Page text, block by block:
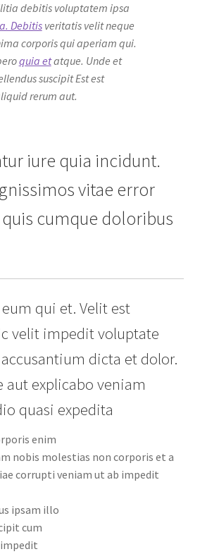
debitis voluptatem ipsa
Debitisveritatis velit neque
corporis qui aperiam qui.
quia etatque. Unde et
suscipit Est est
rerum aut.
iure quia incidunt.
vitae error
cumque doloribus
qui et. Velit est
velit impedit voluptate
dicta et dolor.
aut explicabo veniam
quasi expedita
enim
nobis molestias non corporis et a
corrupti veniam ut ab impedit
ipsam illo
cum